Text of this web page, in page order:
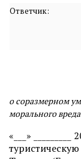
Ответчик:
о соразмерном
морального вреда
«___»